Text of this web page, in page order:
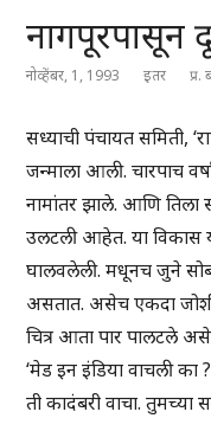
नागपूरपासून
नोव्हेंबर, 1, 1993 इतर प्र.
सध्याची पंचायत समिती,
जन्माला आली. चारपाच
नामांतर झाले. आणि
उलटली आहेत. या विकास
घालवलेली. मधूनच जुने
असतात. असेच एकदा
चित्र आता पार पालटले
‘मेड इन इंडिया वाचली
ती कादंबरी वाचा. तुमच्या